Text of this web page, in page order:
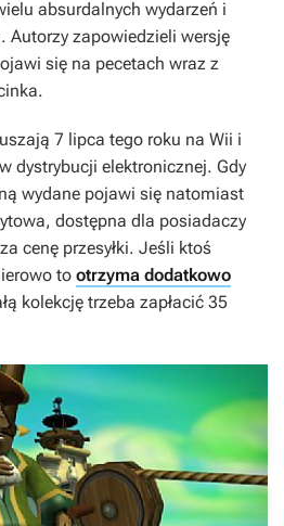
absurdalnych wydarzeń i
Autorzy zapowiedzieli wersję
się na pecetach wraz z
7 lipca tego roku na Wii i
dystrybucji elektronicznej. Gdy
wydane pojawi się natomiast
dostępna dla posiadaczy
cenę przesyłki. Jeśli ktoś
to otrzyma dodatkowo
kolekcję trzeba zapłacić 35